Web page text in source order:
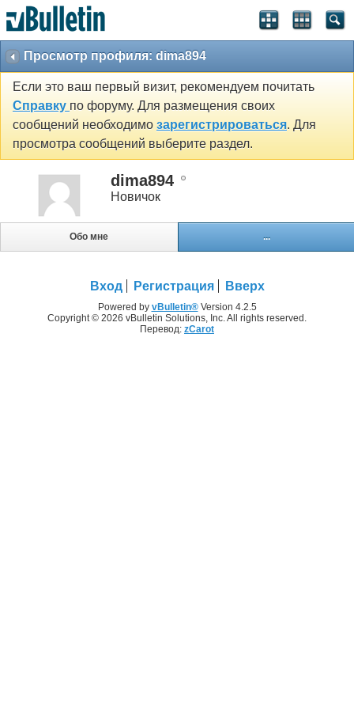
Просмотр профиля: dima894
Если это ваш первый визит, рекомендуем почитать
Справку по форуму. Для размещения своих
сообщений необходимо зарегистрироваться. Для
просмотра сообщений выберите раздел.
dima894
Новичок
Обо мне ...
Вход Регистрация Вверх
Powered by vBulletin®Version 4.2.5
Copyright © 2026 vBulletin Solutions, Inc. All rights reserved.
Перевод: zCarot